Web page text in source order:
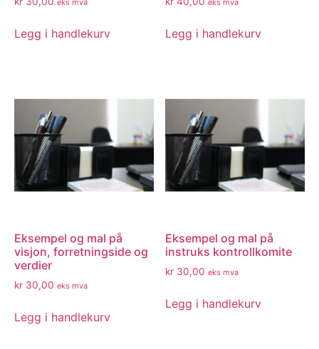
eks mva
Legg i handlekurv
eks mva
Legg i handlekurv
Eksempel og mal på
visjon, forretningside og
verdier
kr 30,00 eks mva
Legg i handlekurv
Eksempel og mal på
instruks kontrollkomite
kr 30,00 eks mva
Legg i handlekurv